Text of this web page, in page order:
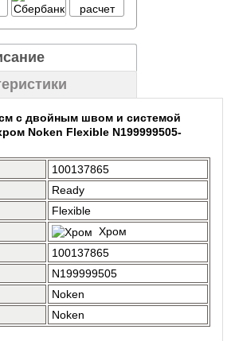
с двойным швом и системой
Noken Flexible N199999505-
100137865
Ready
Flexible
Хром
100137865
N199999505
Noken
Noken